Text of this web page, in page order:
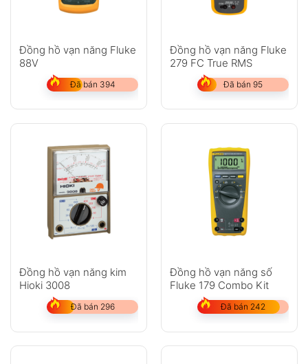
Đồng hồ vạn năng Fluke
88V
Đã bán 394
Đồng hồ vạn năng Fluke
279 FC True RMS
Đã bán 95
Đồng hồ vạn năng kim
Hioki 3008
Đã bán 296
Đồng hồ vạn năng số
Fluke 179 Combo Kit
Đã bán 242